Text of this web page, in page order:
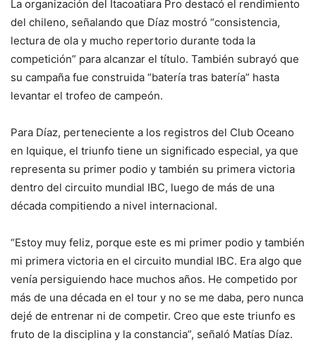
La organización del Itacoatiara Pro destacó el rendimiento
del chileno, señalando que Díaz mostró “consistencia,
lectura de ola y mucho repertorio durante toda la
competición” para alcanzar el título. También subrayó que
su campaña fue construida “batería tras batería” hasta
levantar el trofeo de campeón.
Para Díaz, perteneciente a los registros del Club Oceano
en Iquique, el triunfo tiene un significado especial, ya que
representa su primer podio y también su primera victoria
dentro del circuito mundial IBC, luego de más de una
década compitiendo a nivel internacional.
“Estoy muy feliz, porque este es mi primer podio y también
mi primera victoria en el circuito mundial IBC. Era algo que
venía persiguiendo hace muchos años. He competido por
más de una década en el tour y no se me daba, pero nunca
dejé de entrenar ni de competir. Creo que este triunfo es
fruto de la disciplina y la constancia”, señaló Matías Díaz.